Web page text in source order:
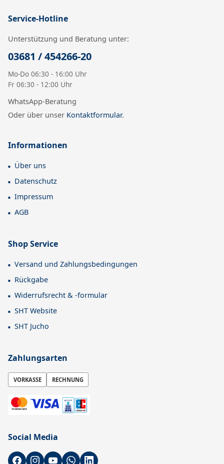
Service-Hotline
Unterstützung und Beratung unter:
03681 / 454266-20
Mo-Do 06:30 - 16:00 Uhr
Fr 06:30 - 12:00 Uhr
WhatsApp-Beratung
Oder über unser Kontaktformular.
Informationen
Über uns
Datenschutz
Impressum
AGB
Shop Service
Versand und Zahlungsbedingungen
Rückgabe
Widerrufsrecht & -formular
SHT Website
SHT Jucho
Zahlungsarten
VORKASSE RECHNUNG
Social Media